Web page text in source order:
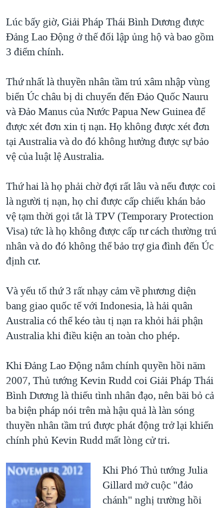
Lúc bấy giờ, Giải Pháp Thái Bình Dương được
Đảng Lao Động ở thế đối lập ủng hộ và bao gồm
3 điểm chính.
Thứ nhất là thuyền nhân tầm trú xâm nhập vùng
biển Úc châu bị di chuyển đến Đảo Quốc Nauru
và Đảo Manus của Nước Papua New Guinea để
được xét đơn xin tị nạn. Họ không được xét đơn
tại Australia và do đó không hưởng được sự bảo
vệ của luật lệ Australia.
Thứ hai là họ phải chờ đợi rất lâu và nếu được coi
là người tị nạn, họ chỉ được cấp chiếu khán bảo
vệ tạm thời gọi tắt là TPV (Temporary Protection
Visa) tức là họ không được cấp tư cách thường trú
nhân và do đó không thể bảo trợ gia đình đến Úc
định cư.
Và yếu tố thứ 3 rất nhạy cảm về phương diện
bang giao quốc tế với Indonesia, là hải quân
Australia có thể kéo tàu tị nạn ra khỏi hải phận
Australia khi điều kiện an toàn cho phép.
​Khi Đảng Lao Động nắm chính quyền hồi năm
2007, Thủ tướng Kevin Rudd coi Giải Pháp Thái
Bình Dương là thiếu tình nhân đạo, nên bãi bỏ cả
ba biện pháp nói trên mà hậu quả là làn sóng
thuyền nhân tầm trú được phát động trở lại khiến
chính phủ Kevin Rudd mất lòng cử tri.
Khi Phó Thủ tướng Julia
Gillard mở cuộc "đảo
chánh" nghị trường hồi